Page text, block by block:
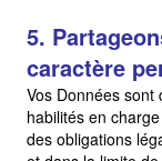
5.
caractère
Vos Données sont
habilités en
des obligations